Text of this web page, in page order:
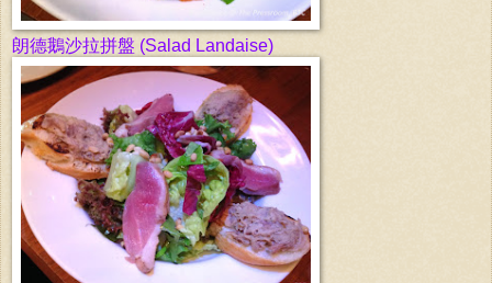
朗德鵝沙拉拼盤 (Salad Landaise)